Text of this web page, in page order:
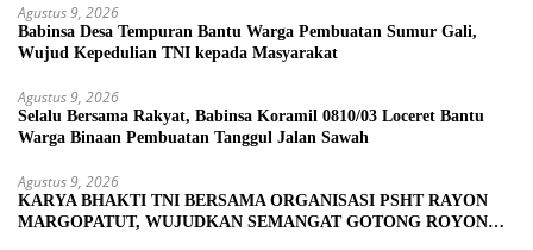
Agustus 9, 2026
Babinsa Desa Tempuran Bantu Warga Pembuatan Sumur Gali,
Wujud Kepedulian TNI kepada Masyarakat
Agustus 9, 2026
Selalu Bersama Rakyat, Babinsa Koramil 0810/03 Loceret Bantu
Warga Binaan Pembuatan Tanggul Jalan Sawah
Agustus 9, 2026
KARYA BHAKTI TNI BERSAMA ORGANISASI PSHT RAYON
MARGOPATUT, WUJUDKAN SEMANGAT GOTONG ROYONG